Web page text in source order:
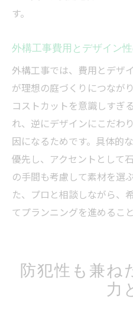
す。
外構工事費用とデザイン
外構工事では、費用とデザ
が理想の庭づくりにつなが
コストカットを意識しすぎ
れ、逆にデザインにこだわ
因になるためです。具体的
優先し、アクセントとして
の手間も考慮して素材を選
た、プロと相談しながら、
てプランニングを進めるこ
防犯性も兼ね
力